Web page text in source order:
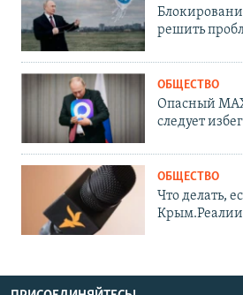
решить
ОБЩЕСТВО
Опасный
следует
ОБЩЕСТВО
Что делать,
Крым.Реалии